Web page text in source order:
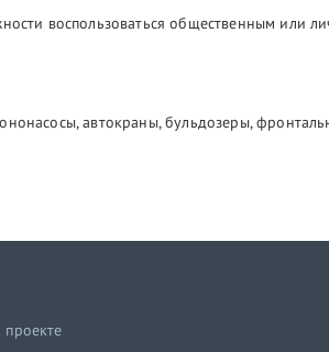
воспользоваться общественным или
автокраны, бульдозеры,
проекте